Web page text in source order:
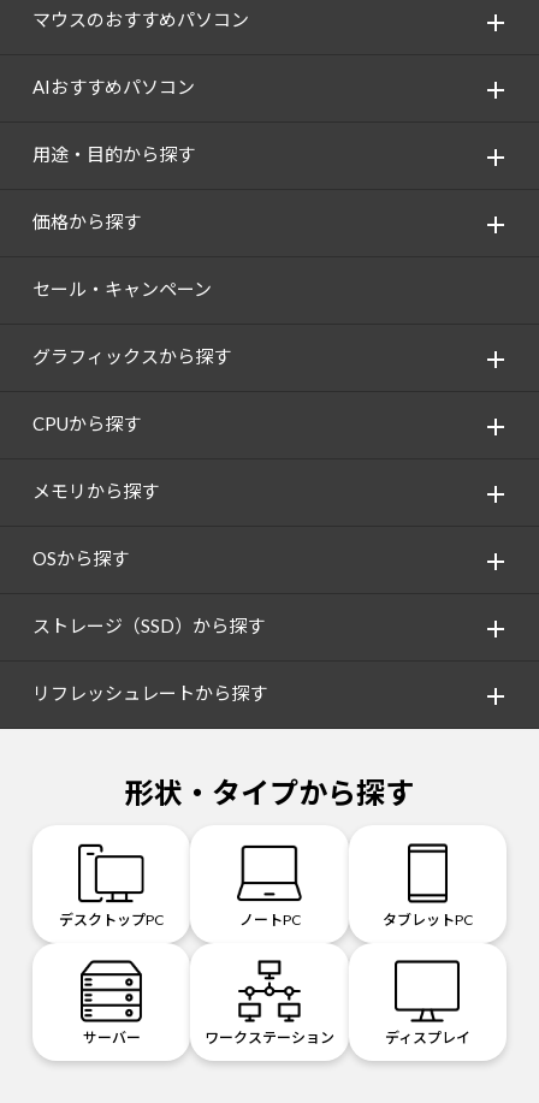
マウスのおすすめパソコン
AIおすすめパソコン
用途・目的から探す
価格から探す
セール・キャンペーン
グラフィックスから探す
CPUから探す
メモリから探す
OSから探す
ストレージ（SSD）から探す
リフレッシュレートから探す
形状・タイプから探す
デスクトップPC ノートPC タブレットPC
サーバー ワークステーション ディスプレイ